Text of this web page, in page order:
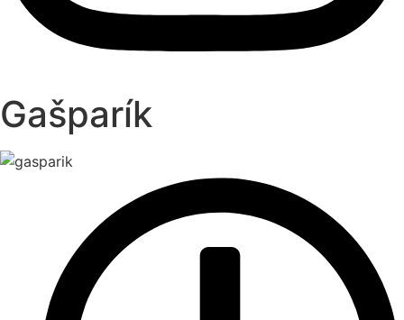
Gašparík